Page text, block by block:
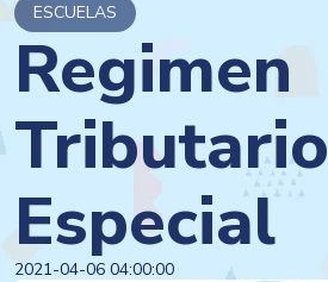
ESCUELAS
Regimen
Tributario
Especial
2021-04-06 04:00:00